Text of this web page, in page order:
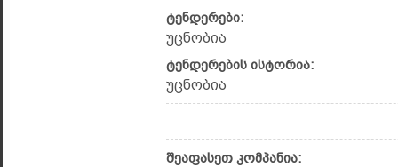
ტენდერები:
უცნობია
ტენდერების ისტორია:
უცნობია
შეაფასეთ კომპანია: